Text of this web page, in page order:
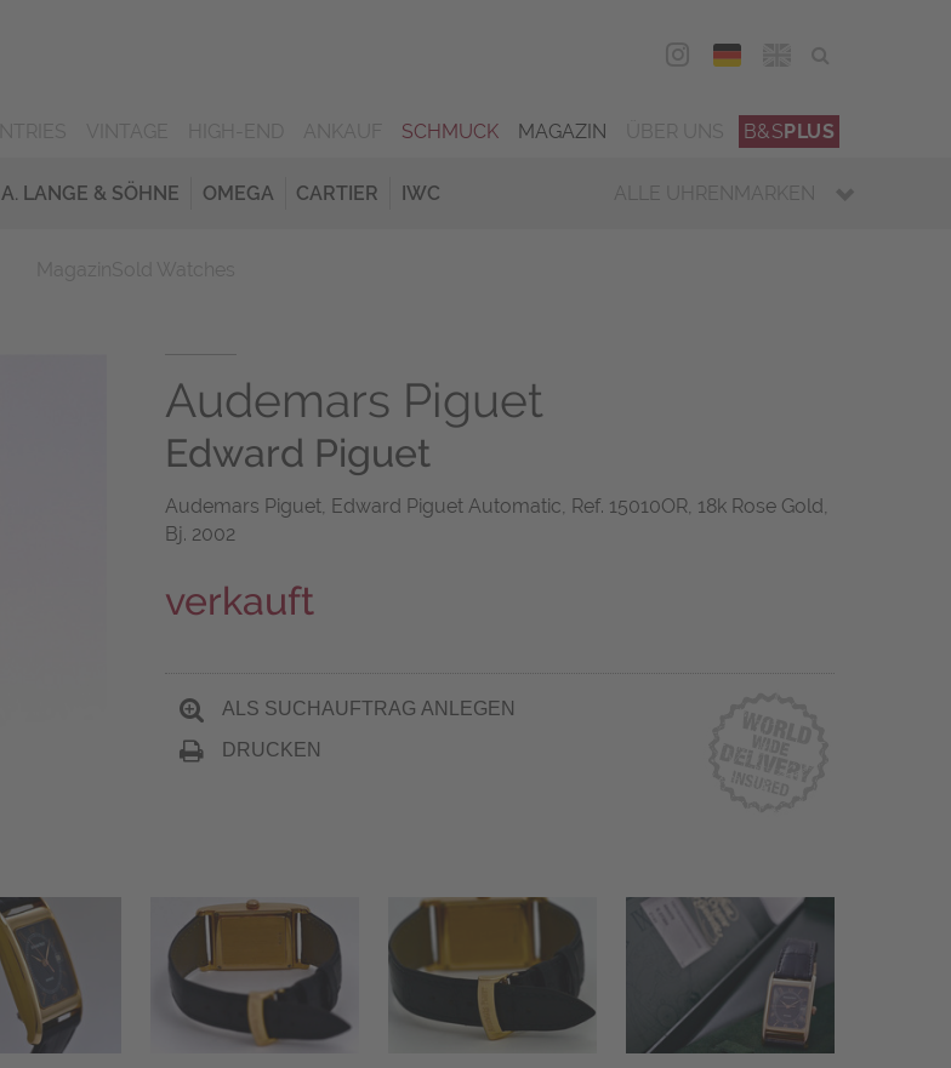
DEU
SCHMUCK MAGAZIN B&SPLUS
A. LANGE & SÖHNE OMEGA CARTIER IWC ALLE UHRENMARKEN
Audemars Piguet
Edward Piguet
Audemars Piguet, Edward Piguet Automatic, Ref. 15010OR, 18k Rose Gold,
Bj. 2002
verkauft
ALS SUCHAUFTRAG ANLEGEN
DRUCKEN